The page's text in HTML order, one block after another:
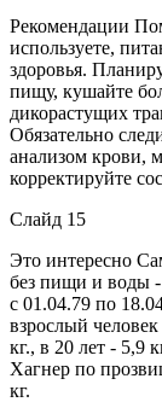
Рекомендации
используете,
здоровья.
пищу, кушайте
дикорастущих
Обязательно
анализом крови,
корректируйте
Слайд 15
Это интересно
без пищи и воды -
с 01.04.79 по
взрослый
кг., в 20 лет - 5,9
Хагнер по
кг.